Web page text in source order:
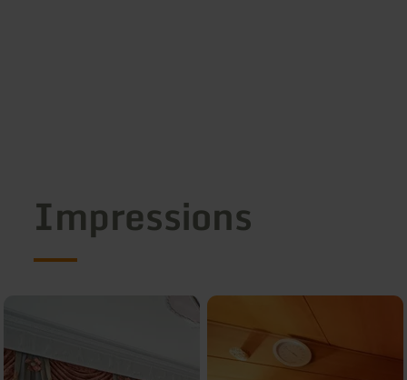
Impressions